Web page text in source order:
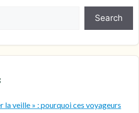
Search
la veille » : pourquoi ces voyageurs